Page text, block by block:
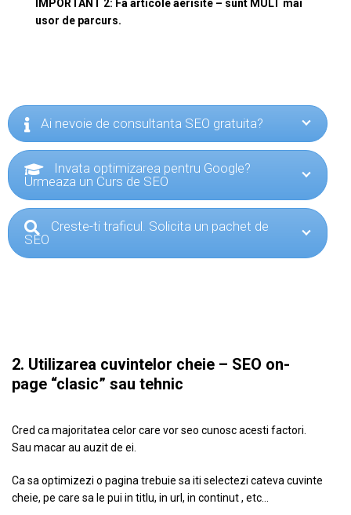
IMPORTANT 2: Fa articole aerisite – sunt MULT mai
usor de parcurs.
Ai nevoie de consultanta SEO gratuita?
Invata optimizarea pentru Google?
Urmeaza un Curs de SEO
Creste-ti traficul. Solicita un pachet de
SEO
2. Utilizarea cuvintelor cheie – SEO on-
page “clasic” sau tehnic
Cred ca majoritatea celor care vor seo cunosc acesti factori.
Sau macar au auzit de ei.
Ca sa optimizezi o pagina trebuie sa iti selectezi cateva cuvinte
cheie, pe care sa le pui in titlu, in url, in continut , etc…